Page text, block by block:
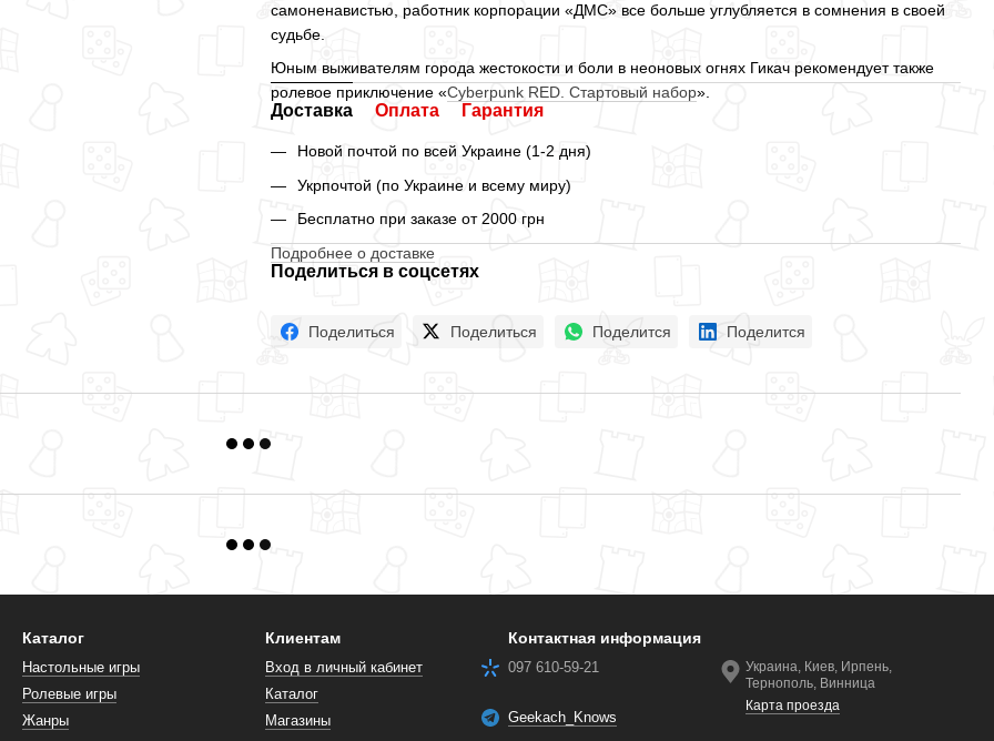
самоненавистью, работник корпорации «ДМС» все больше углубляется в сомнения в своей
судьбе.
Юным выживателям города жестокости и боли в неоновых огнях Гикач рекомендует также
ролевое приключение «Cyberpunk RED. Стартовый набор».
Доставка Оплата Гарантия
Новой почтой по всей Украине (1-2 дня)
Укрпочтой (по Украине и всему миру)
Бесплатно при заказе от 2000 грн
Подробнее о доставке
Поделиться в соцсетях
Поделиться Поделиться Поделится Поделится
Каталог
Настольные игры
Ролевые игры
Жанры
Клиентам
Вход в личный кабинет
Каталог
Магазины
Контактная информация
097 610-59-21
Geekach_Knows
Украина, Киев, Ирпень,
Тернополь, Винница
Карта проезда